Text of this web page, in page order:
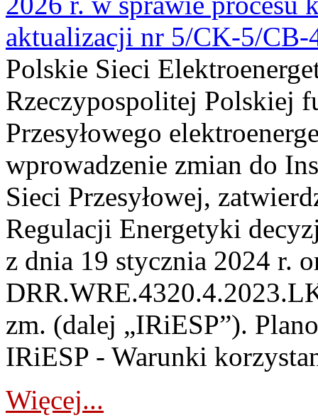
aktualizacji nr 5/CK-5/CB-
Polskie Sieci
Rzeczypospolitej Polskiej
Przesyłowego
wprowadzenie zmian do
Sieci Przesyłowej,
Regulacji Energetyki
z dnia 19 stycznia 2024 r.
zm. (dalej „IRiESP”).
IRiESP - Warunki
Więcej...